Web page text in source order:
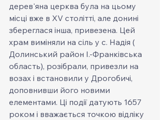
дерев'яна церква була на цьому
місці вже в XV столітті, але донині
збереглася інша, привезена. Цей
храм виміняли на сіль у с. Надія (
Долинський район І.-Франківська
область), розібрали, привезли на
возах і встановили у Дрогобичі,
доповнивши його новими
елементами. Ці події датують 1657
роком і вважається точкою відліку